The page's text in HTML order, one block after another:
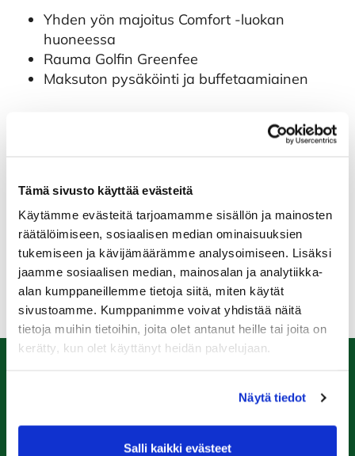
Tämä sivusto käyttää evästeitä
Käytämme evästeitä tarjoamamme sisällön ja mainosten
räätälöimiseen, sosiaalisen median ominaisuuksien
tukemiseen ja kävijämäärämme analysoimiseen. Lisäksi
jaamme sosiaalisen median, mainosalan ja analytiikka-
alan kumppaneillemme tietoja siitä, miten käytät
sivustoamme. Kumppanimme voivat yhdistää näitä
tietoja muihin tietoihin, joita olet antanut heille tai joita on
kerätty, kun olet käyttänyt heidän palvelujaan.
Näytä tiedot
Salli kaikki evästeet
Yhden yön majoitus Comfort -luokan
huoneessa
Rauma Golfin Greenfee
Maksuton pysäköinti ja buffetaamiainen